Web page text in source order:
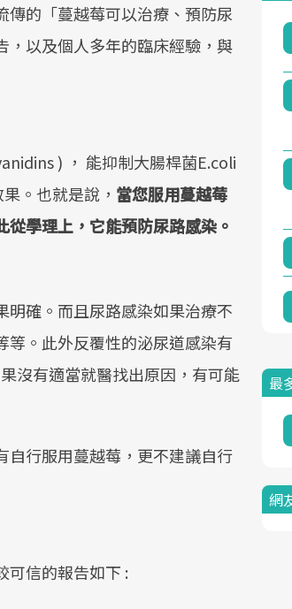
的「蔓越莓可以治療、預防尿
，以及個人多年的臨床經驗，與
) ， 能抑制大腸桿菌E.coli
。也就是說， 當您服用蔓越莓
學理上，它能預防尿路感染。
確。而且尿路感染如果治療不
。此外反覆性的泌尿道感染有
沒有適當就醫找出原因，有可能
自行服用蔓越莓，更不建議自行
可信的報告如下 :
最
網